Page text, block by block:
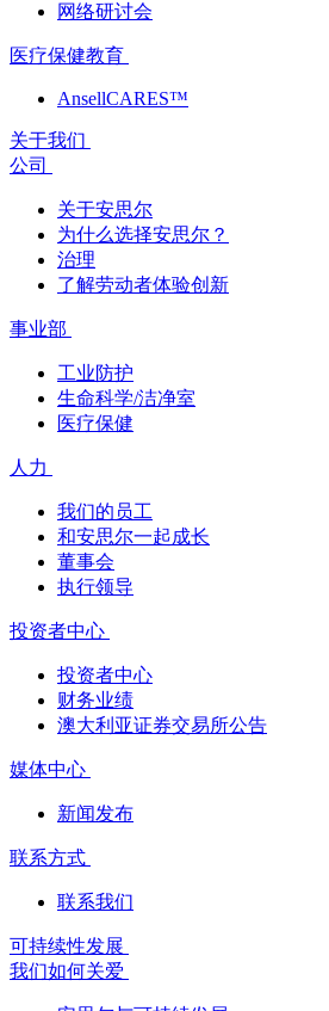
网络研讨会
医疗保健教育
AnsellCARES™
关于我们
公司
关于安思尔
为什么选择安思尔？
治理
了解劳动者体验创新
事业部
工业防护
生命科学/洁净室
医疗保健
人力
我们的员工
和安思尔一起成长
董事会
执行领导
投资者中心
投资者中心
财务业绩
澳大利亚证券交易所公告
媒体中心
新闻发布
联系方式
联系我们
可持续性发展
我们如何关爱